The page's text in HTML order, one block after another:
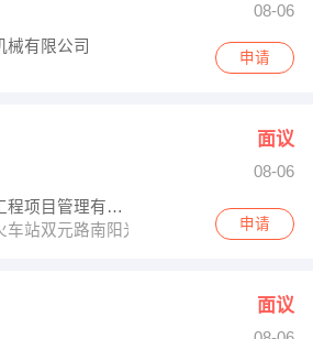
08-06
械有限公司
申请
面议
08-06
深圳市恒浩建工程项目管理有限公司邵阳分公
车站双元路南阳光假日酒店8楼
申请
面议